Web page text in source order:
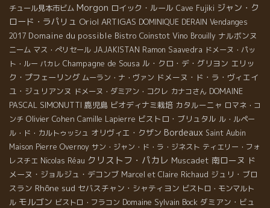
チュール見本市ビム Morgon ロイック・ルール Cave Fujiki ジャン・ク
ロード・ラパリュ Oriol ARTIGAS DOMINIQUE DERAIN Vendanges
2017 Domaine du possible Bistro Coinstot Vino Brouilly ナルボンヌ
ニーム マス・ぺリセール JAJAKISTAN Ramon Saavedra ドメーヌ・パッ
ト・ルー パカレ Champagne de Sousa ル・クロ・デ・グリヨン エリッ
ク・プフェーリング ムーラン・ナ・ヴァン ドメーヌ・ド・ラ・ヴィエイ
ユ・ジュリアンヌ ドメーヌ・ダミアン・コクレ カナコさん DOMAINE
PASCAL SIMONUTTI 鹿児島 ビオディナミ栽培 カタルーニャ ロマネ・コ
ンチ Olivier Cohen Camille Lapierre ビストロ・ブリュタル ル・ルペー
ル・ド・カルトゥッシュ オリヴィエ・クザン Bordeaux Saint Aubin
Maison Pierre Overnoy サン・ジャン・ド・ラ・ジネスト ティエリー・フォ
レスチエ Nicolas Réau クリストフ・パカレ Muscadet 南ローヌ ド
メーヌ・ジョルジュ・デコンブ Marcel et Claire Richaud ジュリ・ブロ
スラン Rhône sud セバスチャン・シャティヨン ビストロ・モンマルト
ル モルゴン ビストロ・フラコン Domaine Sylvain Bock ダミアン・ビュ